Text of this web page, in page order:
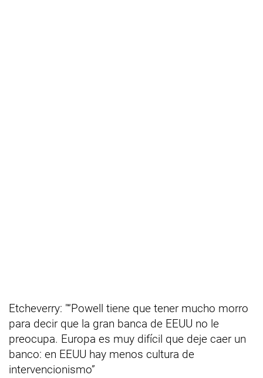
Etcheverry: "“Powell tiene que tener mucho morro
para decir que la gran banca de EEUU no le
preocupa. Europa es muy difícil que deje caer un
banco: en EEUU hay menos cultura de
intervencionismo”